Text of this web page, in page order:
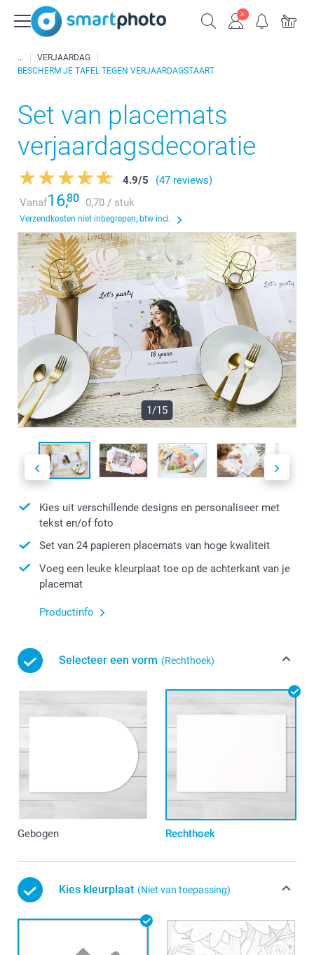
VERJAARDAG
BESCHERM JE TAFEL TEGEN VERJAARDAGSTAART
Set van placemats
verjaardagsdecoratie
4.9/5
(47 reviews)
Vanaf16,80 0,70 / stuk
Verzendkosten niet inbegrepen, btw incl.
1/15
Kies uit verschillende designs en personaliseer met
tekst en/of foto
Set van 24 papieren placemats van hoge kwaliteit
Voeg een leuke kleurplaat toe op de achterkant van je
placemat
Productinfo
Selecteer een vorm (Rechthoek)
Gebogen Rechthoek
Kies kleurplaat (Niet van toepassing)